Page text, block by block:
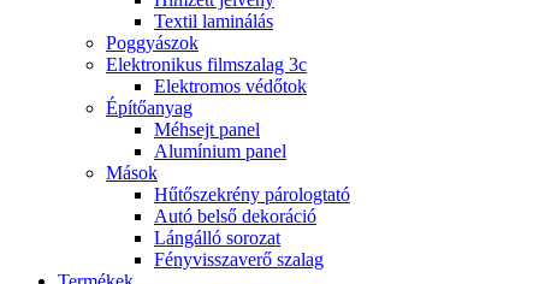
Textil laminálás
Poggyászok
Elektronikus filmszalag 3c
Elektromos védőtok
Építőanyag
Méhsejt panel
Alumínium panel
Mások
Hűtőszekrény párologtató
Autó belső dekoráció
Lángálló sorozat
Fényvisszaverő szalag